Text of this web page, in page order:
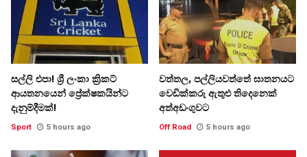
සල්ලි එපා! ශ්‍රී ලංකා ක්‍රිකට්
ආයතනයෙන් ප්‍රේක්ෂකයින්ට
දැනුම්දීමක්!
Sport 5 hours ago
වත්තල, පල්ලියවත්තේ ඝාතනයට
වෙඩික්කරු ඇතුළු තිදෙනෙක්
අත්අඩංගුවට
Off Road 5 hours ago